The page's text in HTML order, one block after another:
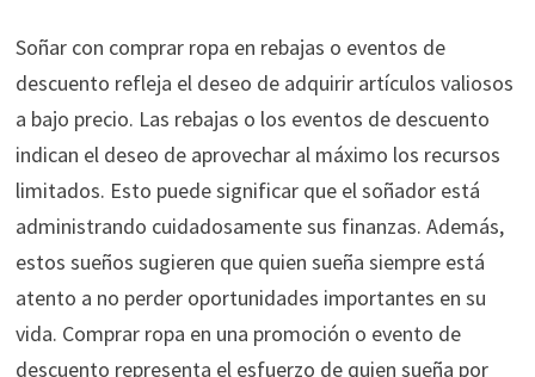
Soñar con comprar ropa en rebajas o eventos de
descuento refleja el deseo de adquirir artículos valiosos
a bajo precio. Las rebajas o los eventos de descuento
indican el deseo de aprovechar al máximo los recursos
limitados. Esto puede significar que el soñador está
administrando cuidadosamente sus finanzas. Además,
estos sueños sugieren que quien sueña siempre está
atento a no perder oportunidades importantes en su
vida. Comprar ropa en una promoción o evento de
descuento representa el esfuerzo de quien sueña por